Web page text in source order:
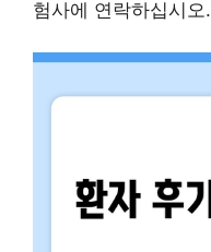
험사에 연락하십시오.